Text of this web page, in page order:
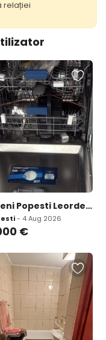
relației
Berceni Popesti Leordeni Complex Siena 5 minute metrou
- 4 Aug 2026
€